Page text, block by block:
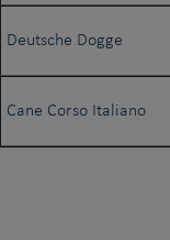
Deutsche Dogge
Cane Corso Italiano